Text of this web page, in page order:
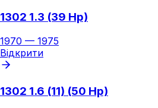
1302 1.3 (39 Hp)
1970 — 1975
Відкрити
1302 1.6 (11) (50 Hp)